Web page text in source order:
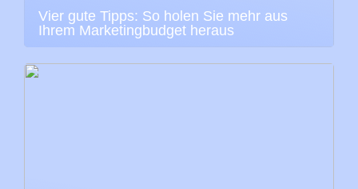
Vier gute Tipps: So holen Sie mehr aus
Ihrem Marketingbudget heraus